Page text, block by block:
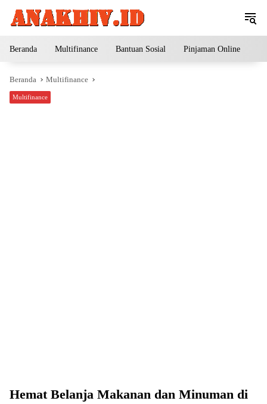
Beranda Multifinance Bantuan Sosial Pinjaman Online
Beranda Multifinance
Multifinance
Hemat Belanja Makanan dan Minuman di